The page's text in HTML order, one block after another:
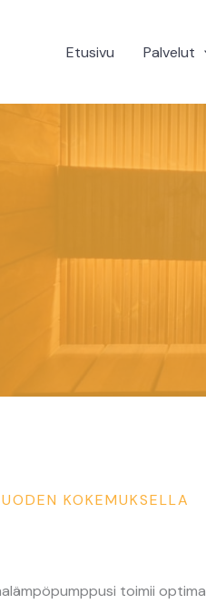
Etusivu
Palvelut
KOKEMUKSELLA
toimii